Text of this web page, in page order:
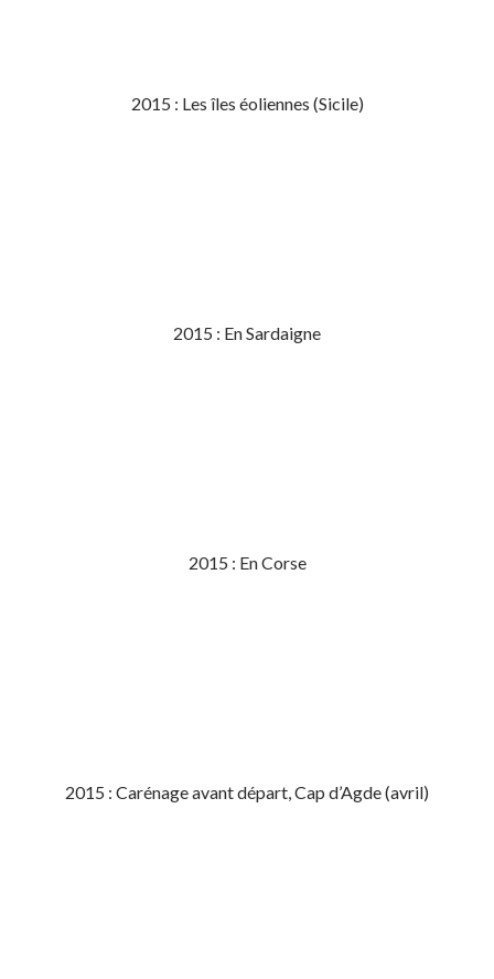
2015 : Les îles éoliennes (Sicile)
2015 : En Sardaigne
2015 : En Corse
2015 : Carénage avant départ, Cap d’Agde (avril)